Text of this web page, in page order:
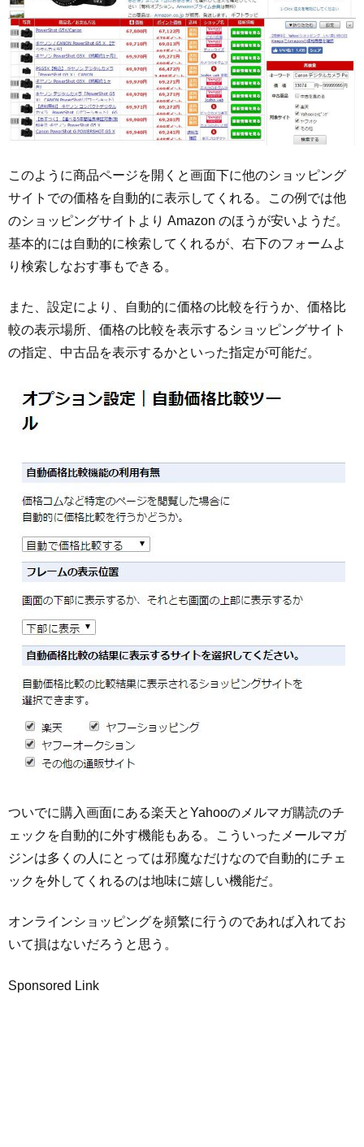
このように商品ページを開くと画面下に他のショッピング
サイトでの価格を自動的に表示してくれる。この例では他
のショッピングサイトより Amazon のほうが安いようだ。
基本的には自動的に検索してくれるが、右下のフォームよ
り検索しなおす事もできる。
また、設定により、自動的に価格の比較を行うか、価格比
較の表示場所、価格の比較を表示するショッピングサイト
の指定、中古品を表示するかといった指定が可能だ。
ついでに購入画面にある楽天とYahooのメルマガ購読のチ
ェックを自動的に外す機能もある。こういったメールマガ
ジンは多くの人にとっては邪魔なだけなので自動的にチェ
ックを外してくれるのは地味に嬉しい機能だ。
オンラインショッピングを頻繁に行うのであれば入れてお
いて損はないだろうと思う。
Sponsored Link